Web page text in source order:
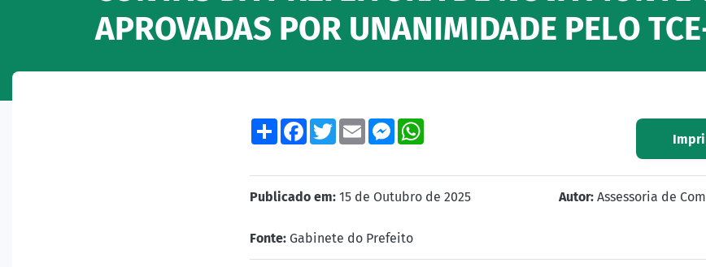
APROVADAS POR UNANIMIDADE PELO
ShareFacebook
TwitterEmailMessenger
Publicado em: 15 de Outubro de 2025 Autor: Assessoria de
Fonte: Gabinete do Prefeito